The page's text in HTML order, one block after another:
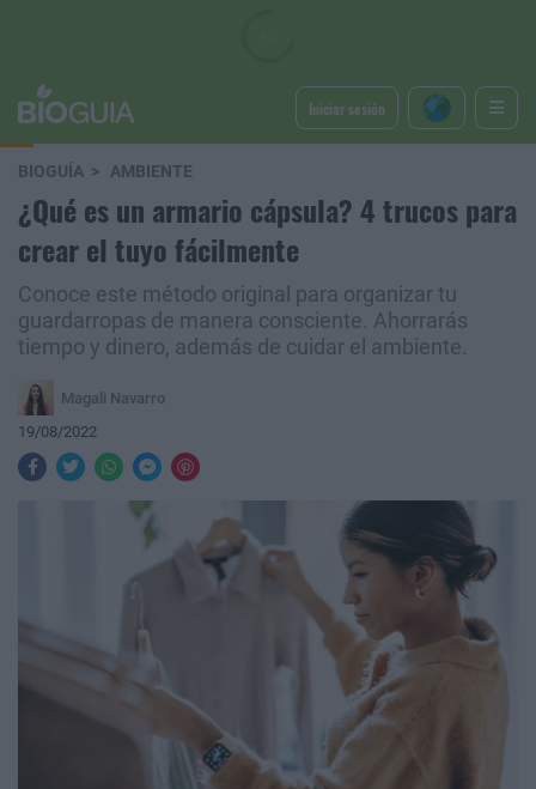
Iniciar sesión
BIOGUÍA AMBIENTE
¿Qué es un armario cápsula? 4 trucos para
crear el tuyo fácilmente
Conoce este método original para organizar tu
guardarropas de manera consciente. Ahorrarás
tiempo y dinero, además de cuidar el ambiente.
Magali Navarro
19/08/2022